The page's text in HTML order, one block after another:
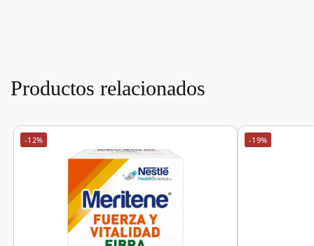
Productos relacionados
-12% -19%